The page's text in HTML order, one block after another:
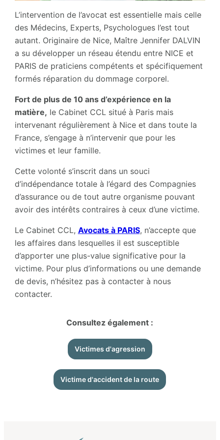
L’intervention de l’avocat est essentielle mais celle
des Médecins, Experts, Psychologues l’est tout
autant. Originaire de Nice, Maître Jennifer DALVIN
a su développer un réseau étendu entre NICE et
PARIS de praticiens compétents et spécifiquement
formés réparation du dommage corporel.
Fort de plus de 10 ans d’expérience en la
matière, le Cabinet CCL situé à Paris mais
intervenant régulièrement à Nice et dans toute la
France, s’engage à n’intervenir que pour les
victimes et leur famille.
Cette volonté s’inscrit dans un souci
d’indépendance totale à l’égard des Compagnies
d’assurance ou de tout autre organisme pouvant
avoir des intérêts contraires à ceux d’une victime.
Le Cabinet CCL, Avocats à PARIS, n’accepte que
les affaires dans lesquelles il est susceptible
d’apporter une plus-value significative pour la
victime. Pour plus d’informations ou une demande
de devis, n’hésitez pas à contacter à nous
contacter.
Consultez également :
Victimes d'agression
Victime d'accident de la route